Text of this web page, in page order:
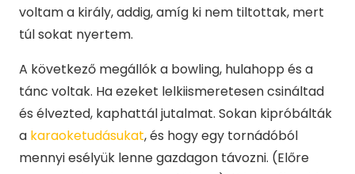
voltam a király, addig, amíg ki nem tiltottak, mert
túl sokat nyertem.
A következő megállók a bowling, hulahopp és a
tánc voltak. Ha ezeket lelkiismeretesen csináltad
és élvezted, kaphattál jutalmat. Sokan kipróbálták
a karaoketudásukat, és hogy egy tornádóból
mennyi esélyük lenne gazdagon távozni. (Előre